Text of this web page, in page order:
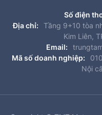
Số điện
Địa chỉ:
Tầng 9+10 tòa
Kim Liên,
Email:
Mã số doanh nghiệp:
Nội